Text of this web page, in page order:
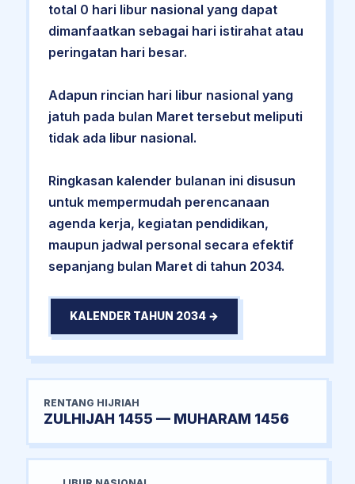
total 0 hari libur nasional yang dapat
dimanfaatkan sebagai hari istirahat atau
peringatan hari besar.
Adapun rincian hari libur nasional yang
jatuh pada bulan Maret tersebut meliputi
tidak ada libur nasional.
Ringkasan kalender bulanan ini disusun
untuk mempermudah perencanaan
agenda kerja, kegiatan pendidikan,
maupun jadwal personal secara efektif
sepanjang bulan Maret di tahun 2034.
KALENDER TAHUN 2034 →
RENTANG HIJRIAH
ZULHIJAH 1455 — MUHARAM 1456